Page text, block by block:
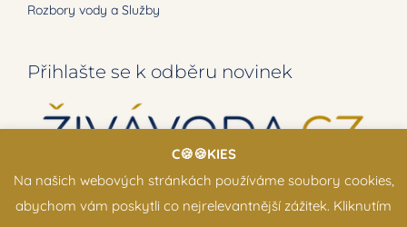
Rozbory vody a Služby
Přihlašte se k odběru novinek
C🍪🍪KIES
Na našich webových stránkách používáme soubory cookies,
abychom vám poskytli co nejrelevantnější zážitek. Kliknutím